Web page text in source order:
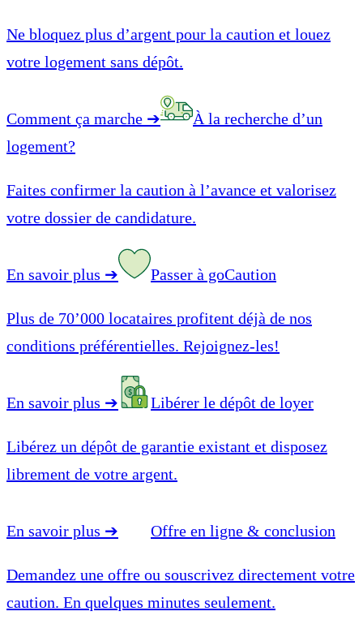
Ne bloquez plus d’argent pour la caution et louez
votre logement sans dépôt.
Comment ça marche ➔
À la recherche d’un
logement?
Faites confirmer la caution à l’avance et valorisez
votre dossier de candidature.
En savoir plus ➔ Passer à goCaution
Plus de 70’000 locataires profitent déjà de nos
conditions préférentielles. Rejoignez-les!
En savoir plus ➔ Libérer le dépôt de loyer
Libérez un dépôt de garantie existant et disposez
librement de votre argent.
En savoir plus ➔ Offre en ligne & conclusion
Demandez une offre ou souscrivez directement votre
caution. En quelques minutes seulement.